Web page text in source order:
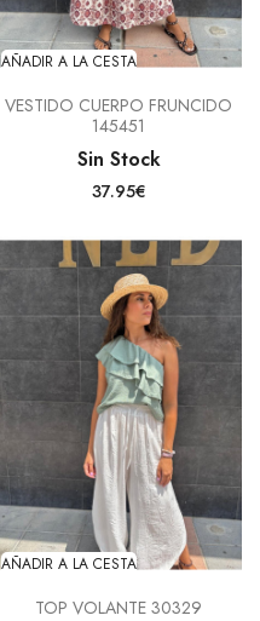
AÑADIR A LA CESTA
VESTIDO CUERPO FRUNCIDO
145451
Sin Stock
37.95€
AÑADIR A LA CESTA
TOP VOLANTE 30329